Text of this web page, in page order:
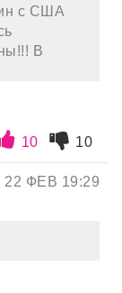
с США
В
10 10
22 ФЕВ 19:29